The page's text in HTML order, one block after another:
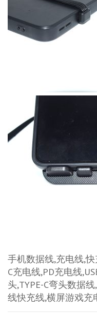
手机数据线,充电线,快
C充电线,PD充电线
头,TYPE-C弯头数据
线快充线,横屏游戏充